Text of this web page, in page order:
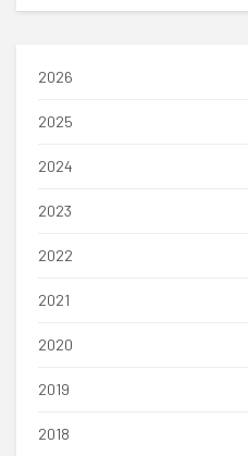
2026
2025
2024
2023
2022
2021
2020
2019
2018